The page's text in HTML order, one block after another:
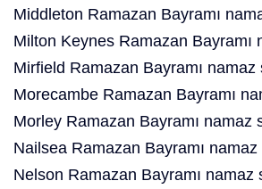
Middleton Ramazan Bayramı
Milton Keynes Ramazan Bayramı
Mirfield Ramazan Bayramı namaz
Morecambe Ramazan Bayramı
Morley Ramazan Bayramı namaz
Nailsea Ramazan Bayramı namaz
Nelson Ramazan Bayramı namaz